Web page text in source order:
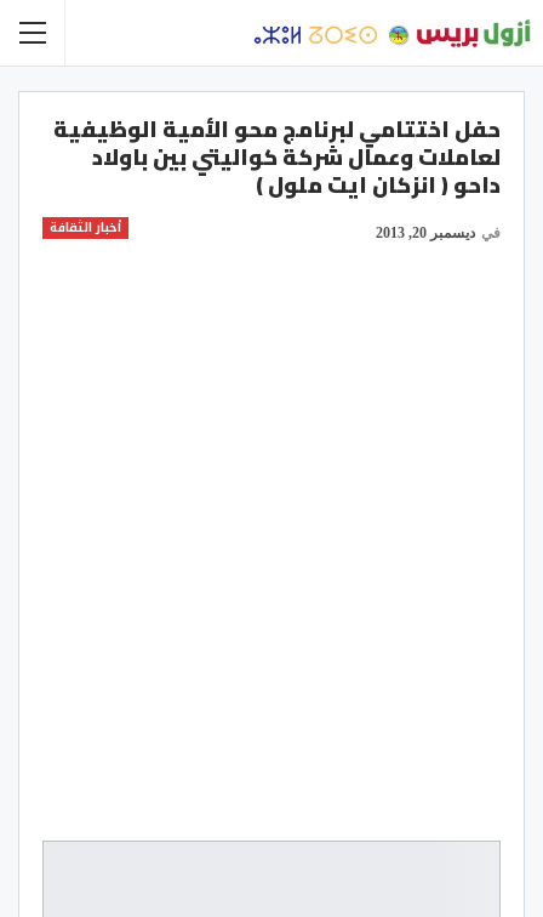
حفل اختتامي لبرنامج محو الأمية الوظيفية
لعاملات وعمال شركة كواليتي بين باولاد
داحو ( انزكان ايت ملول )
أخبار الثقافة في ديسمبر 20, 2013